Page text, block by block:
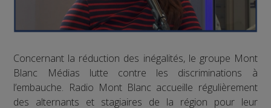
Concernant la réduction des inégalités, le groupe Mont
Blanc Médias lutte contre les discriminations à
l’embauche. Radio Mont Blanc accueille régulièrement
des alternants et stagiaires de la région pour leur